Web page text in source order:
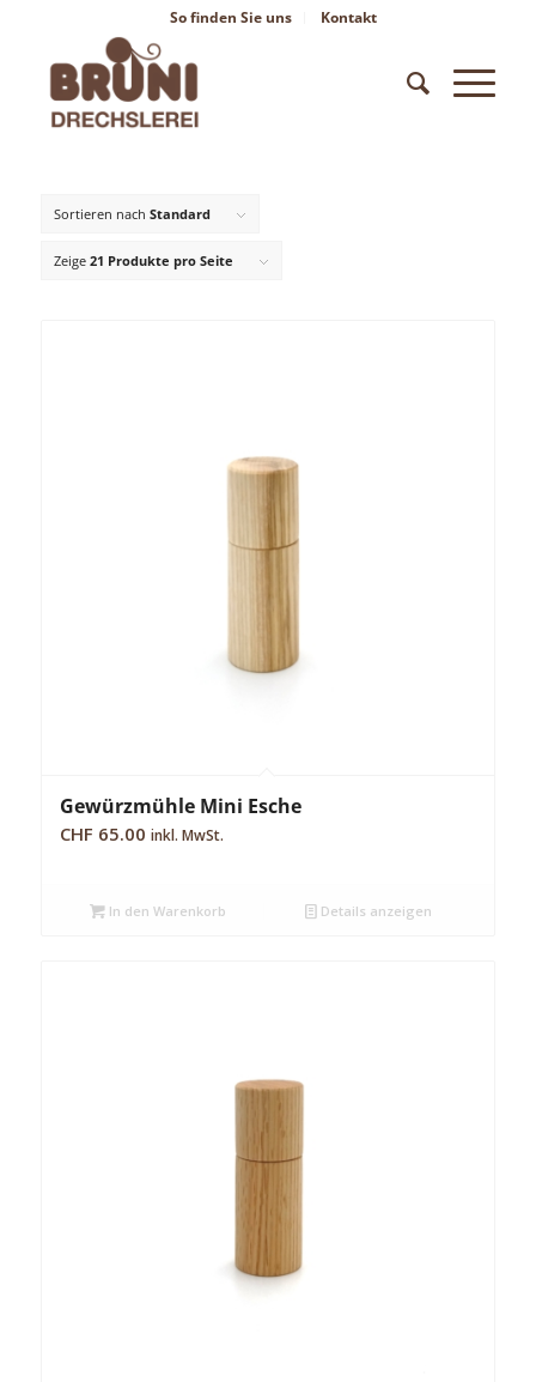
So finden Sie uns Kontakt
Sortieren nach Standard
Zeige 21 Produkte pro Seite
Gewürzmühle Mini Esche
CHF 65.00 inkl. MwSt.
In den Warenkorb Details anzeigen